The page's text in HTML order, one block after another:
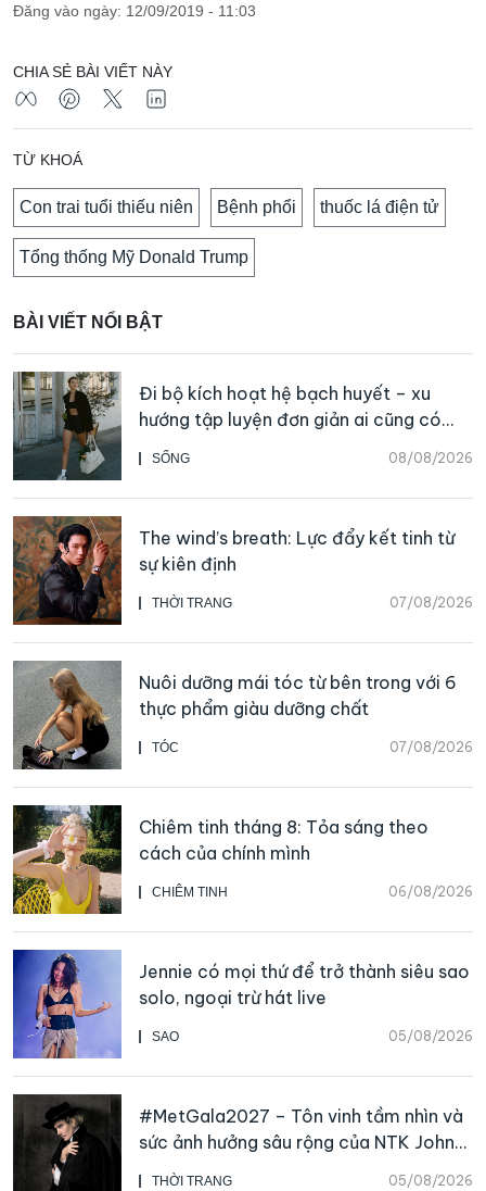
Đăng vào ngày: 12/09/2019 - 11:03
CHIA SẺ BÀI VIẾT NÀY
TỪ KHOÁ
Con trai tuổi thiếu niên Bệnh phổi thuốc lá điện tử
Tổng thống Mỹ Donald Trump
BÀI VIẾT NỔI BẬT
SỐNG 08/08/2026
Đi bộ kích hoạt hệ bạch huyết – xu
hướng tập luyện đơn giản ai cũng có
thể bắt đầu
THỜI TRANG 07/08/2026
The wind’s breath: Lực đẩy kết tinh từ
sự kiên định
TÓC 07/08/2026
Nuôi dưỡng mái tóc từ bên trong với 6
thực phẩm giàu dưỡng chất
CHIÊM TINH 06/08/2026
Chiêm tinh tháng 8: Tỏa sáng theo
cách của chính mình
SAO 05/08/2026
Jennie có mọi thứ để trở thành siêu sao
solo, ngoại trừ hát live
THỜI TRANG 05/08/2026
#MetGala2027 – Tôn vinh tầm nhìn và
sức ảnh hưởng sâu rộng của NTK John
Galliano